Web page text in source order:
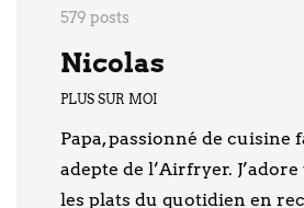
579 posts
Nicolas
PLUS SUR MOI
Papa, passionné de cuisine
adepte de l’Airfryer.
les plats du quotidien en